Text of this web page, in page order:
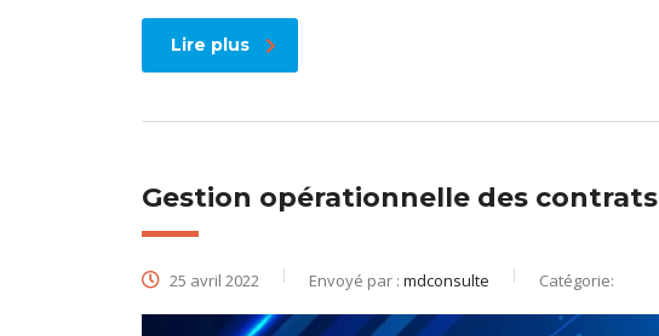
Lire plus
Gestion opérationnelle des contrats
25 avril 2022 Envoyé par : mdconsulte Catégorie: